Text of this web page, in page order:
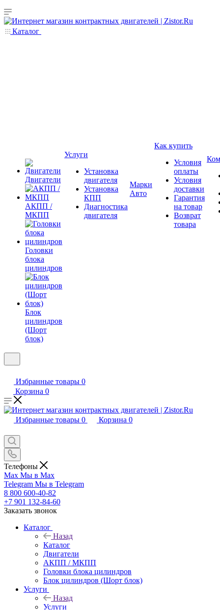
Каталог
Двигатели
АКПП /
МКПП
Головки
блока
цилиндров
Блок
цилиндров
(Шорт
блок)
Услуги
Установка
двигателя
Установка
КПП
Диагностика
двигателя
Марки
Авто
Как купить
Условия
оплаты
Условия
доставки
Гарантия
на товар
Возврат
товара
Избранные товары 0
Корзина 0
Избранные товары 0 Корзина 0
Телефоны
Max Мы в Max
Telegram Мы в Telegram
8 800 600-40-82
+7 901 132-84-60
Заказать звонок
Каталог
Назад
Каталог
Двигатели
АКПП / МКПП
Головки блока цилиндров
Блок цилиндров (Шорт блок)
Услуги
Назад
Услуги